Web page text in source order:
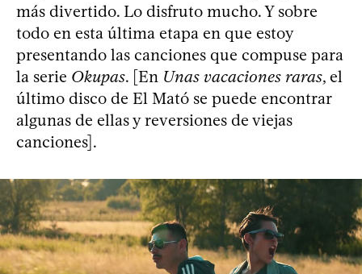
más divertido. Lo disfruto mucho. Y sobre
todo en esta última etapa en que estoy
presentando las canciones que compuse para
la serie Okupas. [En Unas vacaciones raras, el
último disco de El Mató se puede encontrar
algunas de ellas y reversiones de viejas
canciones].